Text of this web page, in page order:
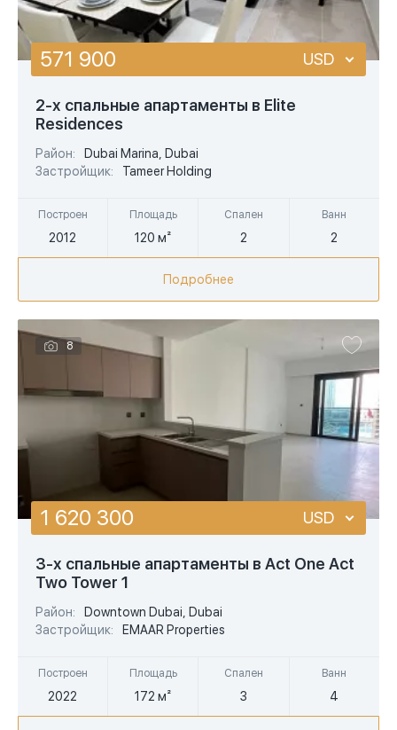
2-х спальные апартаменты в Elite
Residences
Район:
Dubai Marina, Dubai
Застройщик:
Tameer Holding
Построен
2012
Площадь
120 м²
Спален
2
Ванн
2
571 900 USD
Подробнее
8
3-х спальные апартаменты в Act One Act
Two Tower 1
Район:
Downtown Dubai, Dubai
Застройщик:
EMAAR Properties
Построен
2022
Площадь
172 м²
Спален
3
Ванн
4
1 620 300 USD